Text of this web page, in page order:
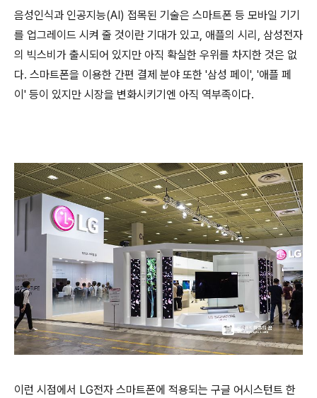
음성인식과 인공지능(AI) 접목된 기술은 스마트폰 등 모바일 기기
를 업그레이드 시켜 줄 것이란 기대가 있고, 애플의 시리, 삼성전자
의 빅스비가 출시되어 있지만 아직 확실한 우위를 차지한 것은 없
다. 스마트폰을 이용한 간편 결제 분야 또한 '삼성 페이', '애플 페
이' 등이 있지만 시장을 변화시키기엔 아직 역부족이다.
이런 시점에서 LG전자 스마트폰에 적용되는 구글 어시스턴트 한